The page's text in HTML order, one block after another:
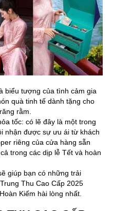
biểu tượng của tình cảm gia
quà tinh tế dành tặng cho
rằm.
tốc: có lẽ đây là một trong
nhận được sự ưu ái từ khách
riêng của cửa hàng sẵn
trong các dịp lễ Tết và hoàn
giúp bạn có những trải
Thu Cao Cấp 2025
Kiếm hài lòng nhất.